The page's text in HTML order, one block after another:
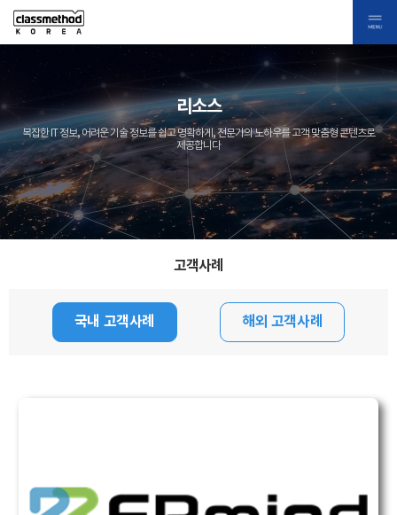
리소스
복잡한 IT 정보, 어려운 기술 정보를 쉽고 명확하게, 전문가의 노하우를 고객 맞춤형 콘텐츠로
제공합니다
고객사례
국내 고객사례 해외 고객사례